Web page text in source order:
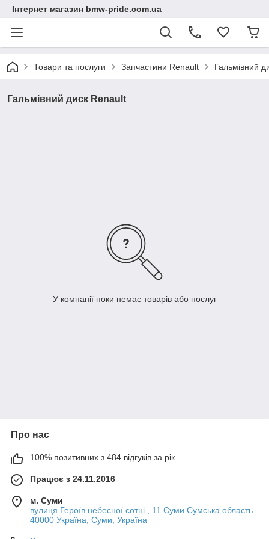
Інтернет магазин bmw-pride.com.ua
Товари та послуги Запчастини Renault Гальмівний
Гальмівний диск Renault
У компанії поки немає товарів або послуг
Про нас
100% позитивних з 484 відгуків за рік
Працює з 24.11.2016
м. Суми
вулиця Героїв небесної сотні , 11 Суми Сумська область
40000 Україна, Суми, Україна